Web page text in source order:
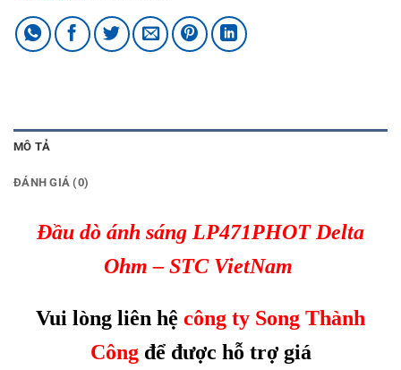
MÔ TẢ
ĐÁNH GIÁ (0)
Đầu dò ánh sáng LP471PHOT Delta
Ohm – STC VietNam
Vui lòng liên hệ công ty Song Thành
Côngđể được hỗ trợ giá